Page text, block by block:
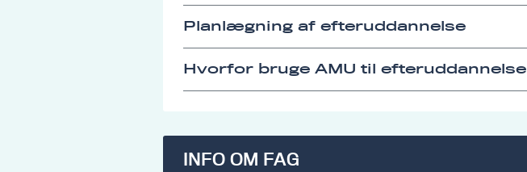
Planlægning af efteruddannelse
Hvorfor bruge AMU til efteruddannelse
INFO OM FAG